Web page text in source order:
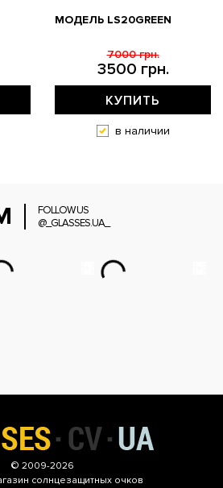
МОДЕЛЬ LS20GREEN
3500 грн.
7000 грн.
КУПИТЬ
в наличии
FOLLOW US
@_GLASSES.UA_
© 2009-2026
солнцезащитных очков